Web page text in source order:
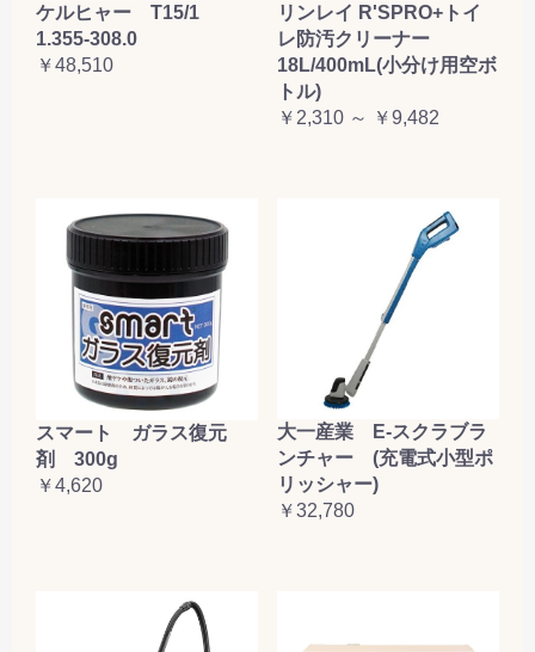
ケルヒャー T15/1
1.355-308.0
￥48,510
リンレイ R'SPRO+トイ
レ防汚クリーナー
18L/400mL(小分け用空ボ
トル)
￥2,310 ～ ￥9,482
スマート ガラス復元
剤 300g
￥4,620
大一産業 E-スクラブラ
ンチャー (充電式小型ポ
リッシャー)
￥32,780